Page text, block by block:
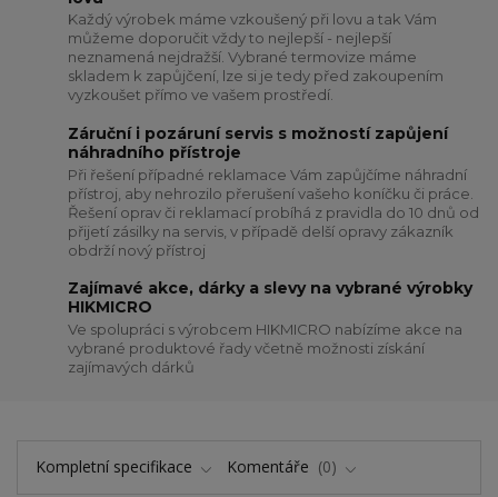
Každý výrobek máme vzkoušený při lovu a tak Vám
můžeme doporučit vždy to nejlepší - nejlepší
neznamená nejdražší. Vybrané termovize máme
skladem k zapůjčení, lze si je tedy před zakoupením
vyzkoušet přímo ve vašem prostředí.
Záruční i pozáruní servis s možností zapůjení
náhradního přístroje
Při řešení případné reklamace Vám zapůjčíme náhradní
přístroj, aby nehrozilo přerušení vašeho koníčku či práce.
Řešení oprav či reklamací probíhá z pravidla do 10 dnů od
přijetí zásilky na servis, v případě delší opravy zákazník
obdrží nový přístroj
Zajímavé akce, dárky a slevy na vybrané výrobky
HIKMICRO
Ve spolupráci s výrobcem HIKMICRO nabízíme akce na
vybrané produktové řady včetně možnosti získání
zajímavých dárků
Kompletní specifikace Komentáře 0